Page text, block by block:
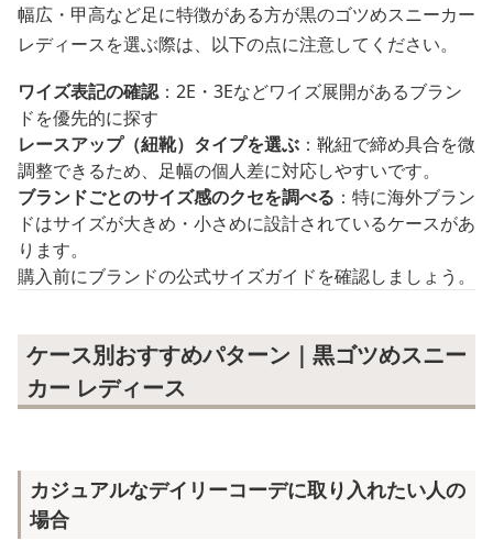
幅広・甲高など足に特徴がある方が黒のゴツめスニーカー
レディースを選ぶ際は、以下の点に注意してください。
ワイズ表記の確認：2E・3Eなどワイズ展開があるブラン
ドを優先的に探す
レースアップ（紐靴）タイプを選ぶ ：靴紐で締め具合を微
調整できるため、足幅の個人差に対応しやすいです。
ブランドごとのサイズ感のクセを調べる ：特に海外ブラン
ドはサイズが大きめ・小さめに設計されているケースがあ
ります。
購入前にブランドの公式サイズガイドを確認しましょう。
ケース別おすすめパターン｜黒ゴツめスニー
カー レディース
カジュアルなデイリーコーデに取り入れたい人の
場合